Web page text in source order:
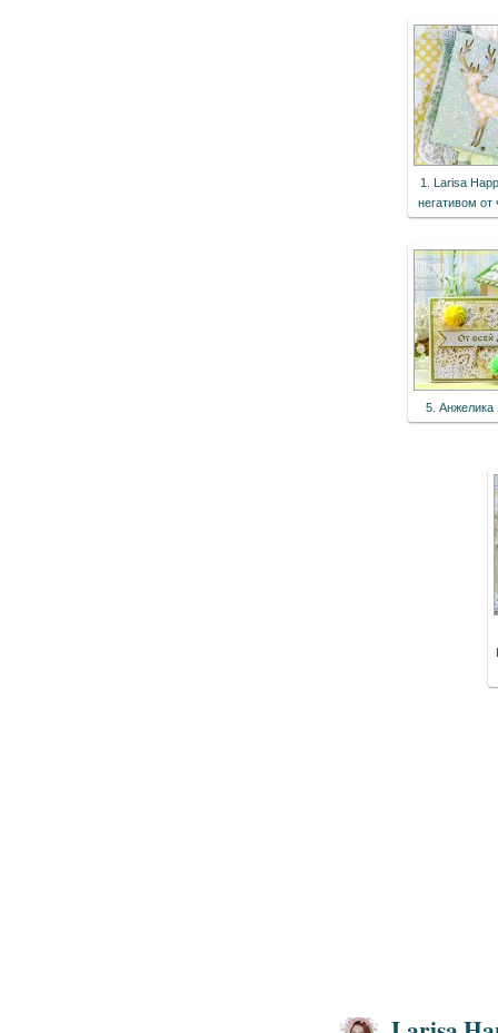
1. Larisa
негативом от
5.